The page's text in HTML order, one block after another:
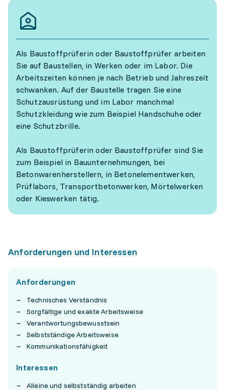
Als Baustoffprüferin oder Baustoffprüfer arbeiten
Sie auf Baustellen, in Werken oder im Labor. Die
Arbeitszeiten können je nach Betrieb und Jahreszeit
schwanken. Auf der Baustelle tragen Sie eine
Schutzausrüstung und im Labor manchmal
Schutzkleidung wie zum Beispiel Handschuhe oder
eine Schutzbrille.
Als Baustoffprüferin oder Baustoffprüfer sind Sie
zum Beispiel in Bauunternehmungen, bei
Betonwarenherstellern, in Betonelementwerken,
Prüflabors, Transportbetonwerken, Mörtelwerken
oder Kieswerken tätig.
Anforderungen und Interessen
Anforderungen
Technisches Verständnis
Sorgfältige und exakte Arbeitsweise
Verantwortungsbewusstsein
Selbstständige Arbeitsweise
Kommunikationsfähigkeit
Interessen
Alleine und selbstständig arbeiten